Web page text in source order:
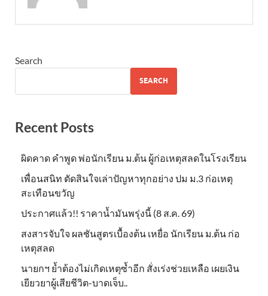
Search
SEARCH
Recent Posts
ผิดคาด คำพูด พ่อนักเรียน ม.ต้น ผู้ก่อเหตุสลดในโรงเรียน
เพื่อนสนิท ตัดสินใจเล่าปัญหาทุกอย่าง ปม ม.3 ก่อเหตุ
สะเทือนขวัญ
ประกาศแล้ว!! ราคาน้ำมันพรุ่งนี้ (8 ส.ค. 69)
สงสารจับใจ ผลชันสูตรเบื้องต้น เหยื่อ นักเรียน ม.ต้น ก่อ
เหตุสลด
นายกฯ ย้ำต้องไม่เกิดเหตุซ้ำอีก สั่งเร่งช่วยเหลือ เผยเงิน
เยียวยาผู้เสียชีวิต-บาดเจ็บ..